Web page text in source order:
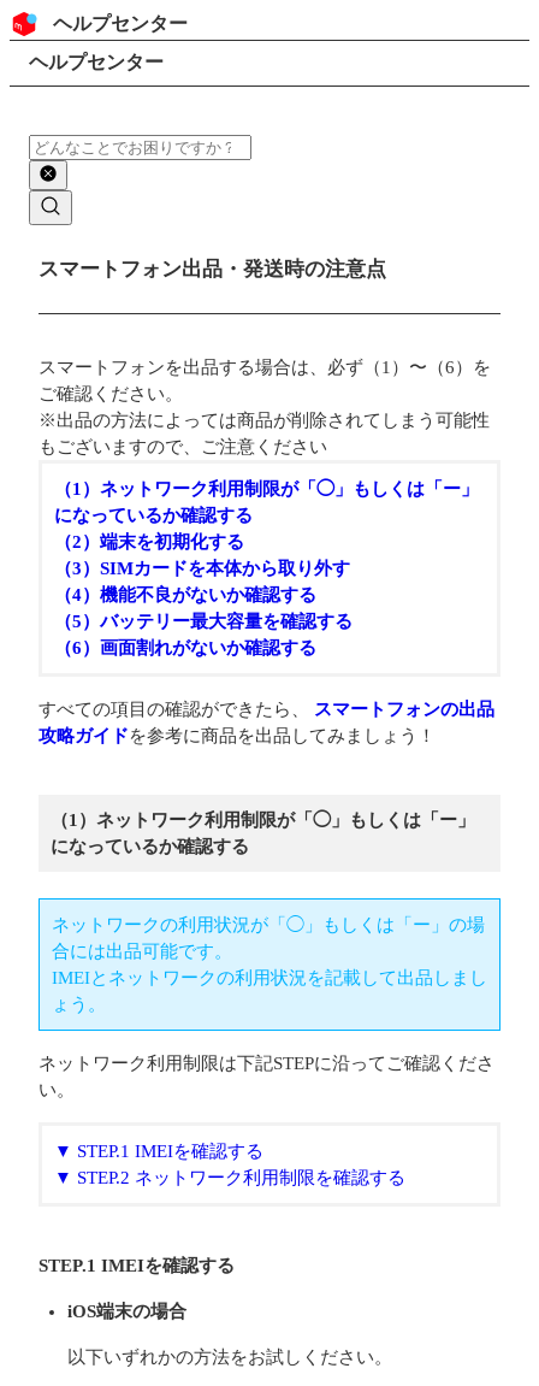
コンテンツにスキップ
ヘッダー
ヘルプセンター
検索
パンくずリスト
ヘルプセンター
検索
メインコンテンツ
スマートフォン出品・発送時の注意点
スマートフォンを出品する場合は、必ず（1）〜（6）を
ご確認ください。
※出品の方法によっては商品が削除されてしまう可能性
もございますので、ご注意ください
（1）ネットワーク利用制限が「◯」もしくは「ー」
になっているか確認する
（2）端末を初期化する
（3）SIMカードを本体から取り外す
（4）機能不良がないか確認する
（5）バッテリー最大容量を確認する
（6）画面割れがないか確認する
すべての項目の確認ができたら、
スマートフォンの出品
攻略ガイドを参考に商品を出品してみましょう！
（1）ネットワーク利用制限が「◯」もしくは「ー」
になっているか確認する
ネットワークの利用状況が「◯」もしくは「ー」の場
合には出品可能です。
IMEIとネットワークの利用状況を記載して出品しまし
ょう。
ネットワーク利用制限は下記STEPに沿ってご確認くださ
い。
▼ STEP.1 IMEIを確認する
▼ STEP.2 ネットワーク利用制限を確認する
STEP.1 IMEIを確認する
iOS端末の場合
以下いずれかの方法をお試しください。